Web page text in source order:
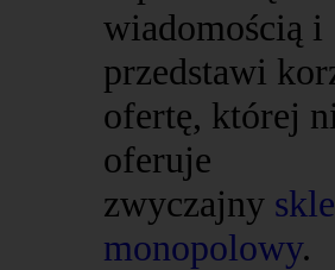
wiadomością i
przedstawi
ofertę, której
oferuje
zwyczajny
monopolowy.